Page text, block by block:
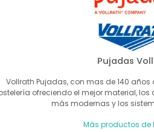
Pujadas
Vollrath Pujadas, con mas de 140 años
ofreciendo el mejor material,
más modernas y los
Más productos